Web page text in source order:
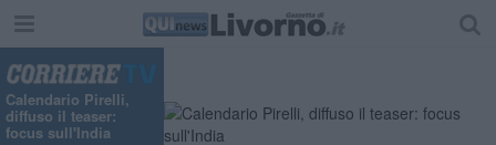
Calendario Pirelli,
diffuso il teaser:
focus sull'India